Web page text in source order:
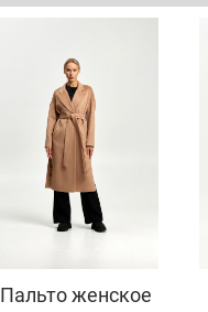
Пальто женское